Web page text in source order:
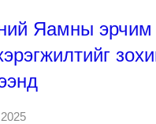
Яамны эрчим